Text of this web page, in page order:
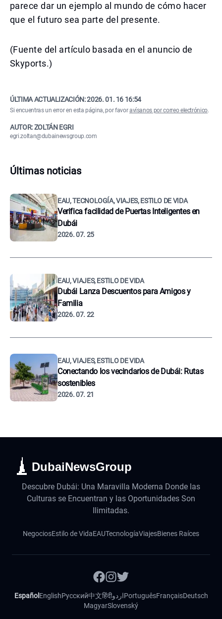
parece dar un ejemplo al mundo de cómo hacer
que el futuro sea parte del presente.
(Fuente del artículo basada en el anuncio de
Skyports.)
ÚLTIMA ACTUALIZACIÓN:2026. 01. 16 16:54
Si encuentras un error en esta página, por favoravísanos por correo electrónico.
AUTOR: ZOLTÁN EGRI
egri.zoltan@dubainewsgroup.com
Últimas noticias
EAU, TECNOLOGÍA, VIAJES, ESTILO DE VIDA
Verifica facilidad de Puertas Inteligentes en
Dubái
2026. 07. 25
EAU, VIAJES, ESTILO DE VIDA
Dubái Lanza Descuentos para Amigos y
Familia
2026. 07. 22
EAU, VIAJES, ESTILO DE VIDA
Conectando los vecindarios de Dubái: Rutas
sostenibles
2026. 07. 21
DubaiNewsGroup
Descubre Dubái: Una Maravilla Moderna Donde las
Culturas se Encuentran y las Oportunidades Son
Ilimitadas.
NegociosEstilo de VidaEAUTecnologíaViajesBienes Raíces
Español EnglishРусский中文हिंदीاردوPortuguêsFrançaisDeutsch
MagyarSlovenský